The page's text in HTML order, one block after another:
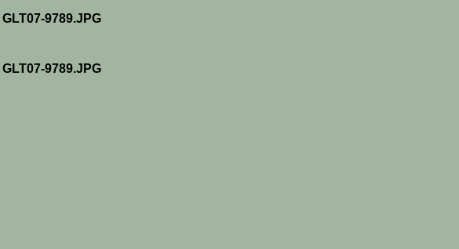
GLT07-9789.JPG
GLT07-9789.JPG